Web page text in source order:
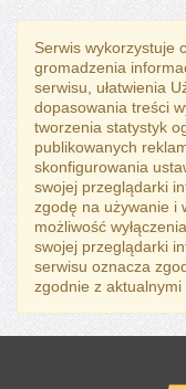
Serwis wykorzystuje
gromadzenia
serwisu, ułatwienia
dopasowania treści
tworzenia statystyk
publikowanych
skonfigurowania
swojej przeglądarki
zgodę na używanie i
możliwość
swojej przeglądarki
serwisu oznacza
zgodnie z aktualnymi